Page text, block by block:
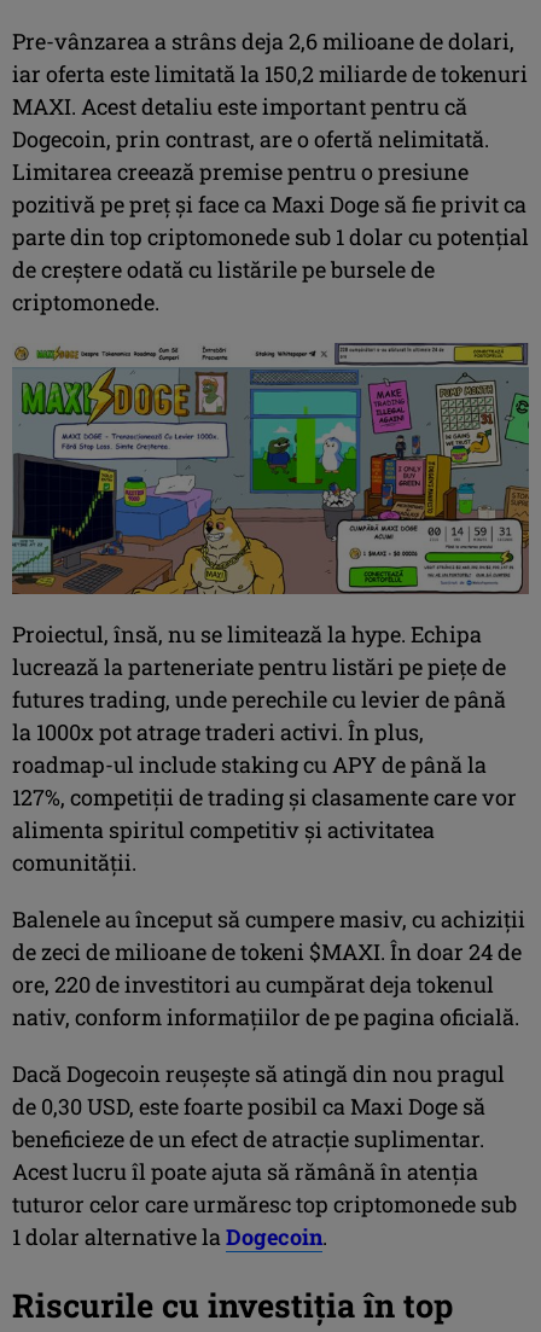
Pre-vânzarea a strâns deja 2,6 milioane de dolari,
iar oferta este limitată la 150,2 miliarde de tokenuri
MAXI. Acest detaliu este important pentru că
Dogecoin, prin contrast, are o ofertă nelimitată.
Limitarea creează premise pentru o presiune
pozitivă pe preț și face ca Maxi Doge să fie privit ca
parte din top criptomonede sub 1 dolar cu potențial
de creștere odată cu listările pe bursele de
criptomonede.
Proiectul, însă, nu se limitează la hype. Echipa
lucrează la parteneriate pentru listări pe piețe de
futures trading, unde perechile cu levier de până
la 1000x pot atrage traderi activi. În plus,
roadmap-ul include staking cu APY de până la
127%, competiții de trading și clasamente care vor
alimenta spiritul competitiv și activitatea
comunității.
Balenele au început să cumpere masiv, cu achiziții
de zeci de milioane de tokeni $MAXI. În doar 24 de
ore, 220 de investitori au cumpărat deja tokenul
nativ, conform informațiilor de pe pagina oficială.
Dacă Dogecoin reușește să atingă din nou pragul
de 0,30 USD, este foarte posibil ca Maxi Doge să
beneficieze de un efect de atracție suplimentar.
Acest lucru îl poate ajuta să rămână în atenția
tuturor celor care urmăresc top criptomonede sub
1 dolar alternative laDogecoin.
Riscurile cu investiția în top